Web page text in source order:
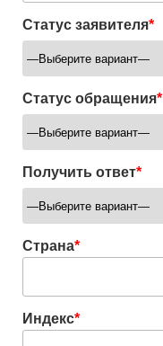
Статус заявителя*
Статус обращения*
Получить ответ*
Страна*
Индекс*